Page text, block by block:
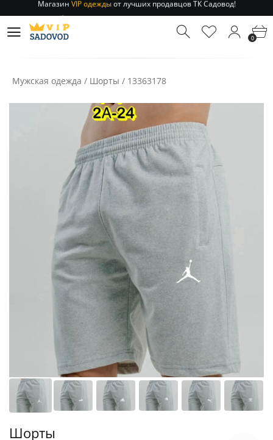
Отправление заказа 1-3 дняпо РФ и МСК!
Магазин
от лучших продавцов ТК Садовод!
Отправление заказа 1-3 дня по РФ и МСК! 0
Мужская одежда / Шорты / 13363178
Шорты